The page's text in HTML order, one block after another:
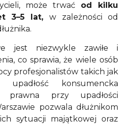
może trwać od kilku
3–5 lat,w zależności od
jest niezwykle zawiłe i
co sprawia, że wiele osób
profesjonalistów takich jak
upadłość konsumencka
prawna przy upadłości
pozwala dłużnikom
sytuacji majątkowej oraz